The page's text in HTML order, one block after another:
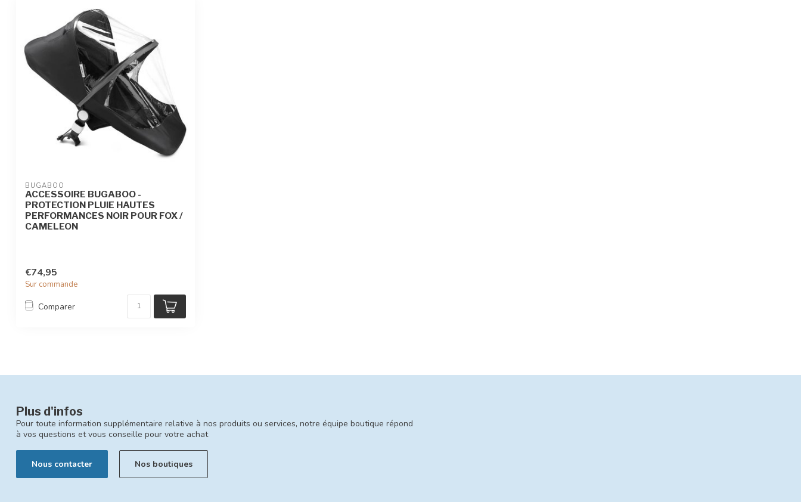
BUGABOO
ACCESSOIRE BUGABOO -
PROTECTION PLUIE HAUTES
PERFORMANCES NOIR POUR FOX /
CAMELEON
€74,95
Sur commande
Comparer
Plus d'infos
Pour toute information supplémentaire relative à nos produits ou services, notre équipe boutique répond
à vos questions et vous conseille pour votre achat
Nous contacter Nos boutiques